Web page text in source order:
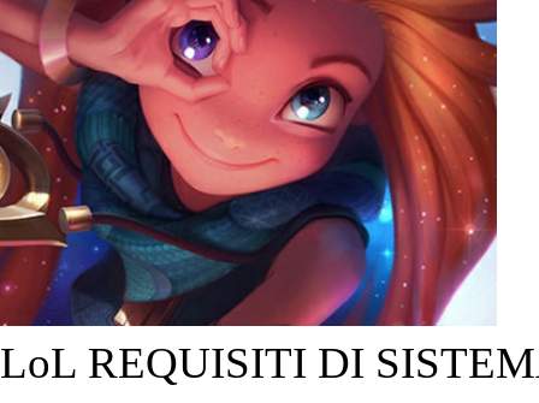
LoL REQUISITI DI